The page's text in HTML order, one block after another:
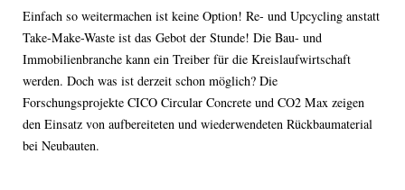
Einfach so weitermachen ist keine Option! Re- und Upcycling anstatt
Take-Make-Waste ist das Gebot der Stunde! Die Bau- und
Immobilienbranche kann ein Treiber für die Kreislaufwirtschaft
werden. Doch was ist derzeit schon möglich? Die
Forschungsprojekte CICO Circular Concrete und CO2 Max zeigen
den Einsatz von aufbereiteten und wiederwendeten Rückbaumaterial
bei Neubauten.